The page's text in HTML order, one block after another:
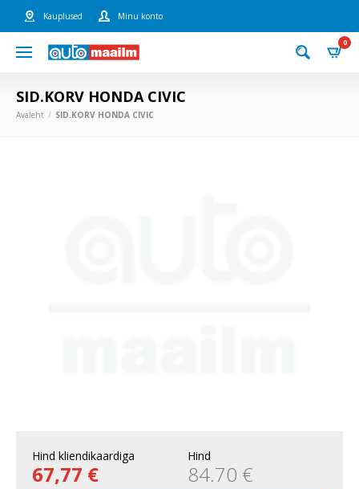
Kauplused Minu konto
0
SID.KORV HONDA CIVIC
Avaleht SID.KORV HONDA CIVIC
Hind kliendikaardiga
67,77 €
Hind
84.70 €